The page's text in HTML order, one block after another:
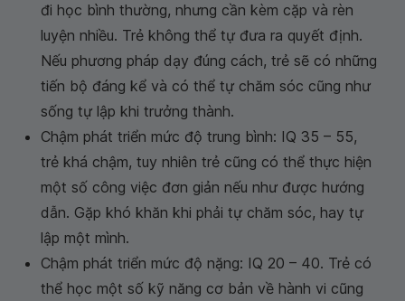
đi học bình thường, nhưng cần kèm cặp và rèn
luyện nhiều. Trẻ không thể tự đưa ra quyết định.
Nếu phương pháp dạy đúng cách, trẻ sẽ có những
tiến bộ đáng kể và có thể tự chăm sóc cũng như
sống tự lập khi trưởng thành.
Chậm phát triển mức độ trung bình: IQ 35 – 55,
trẻ khá chậm, tuy nhiên trẻ cũng có thể thực hiện
một số công việc đơn giản nếu như được hướng
dẫn. Gặp khó khăn khi phải tự chăm sóc, hay tự
lập một mình.
Chậm phát triển mức độ nặng: IQ 20 – 40. Trẻ có
thể học một số kỹ năng cơ bản về hành vi cũng